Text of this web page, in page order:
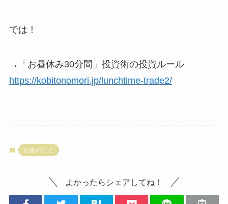
では！
→「お昼休み30分間」投資術の投資ルール
https://kobitonomori.jp/lunchtime-trade2/
お金のこと
よかったらシェアしてね！